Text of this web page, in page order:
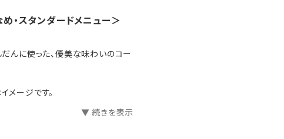
・スタンダードメニュー＞
んに使った、優美な味わいのコー
ージです。
▼ 続きを表示